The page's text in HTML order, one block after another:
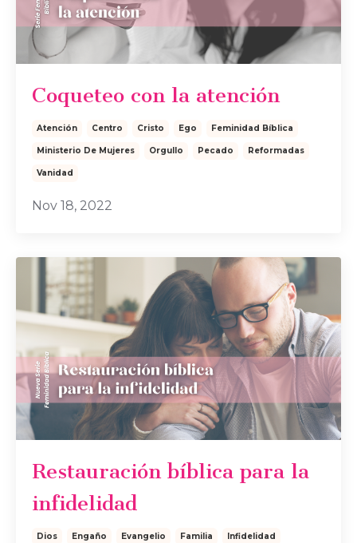
Coqueteo con la atención
Atención Centro Cristo Ego Feminidad Bíblica
Ministerio De Mujeres Orgullo Pecado Reformadas
Vanidad
Nov 18, 2022
Restauración bíblica para la
infidelidad
Dios Engaño Evangelio Familia Infidelidad